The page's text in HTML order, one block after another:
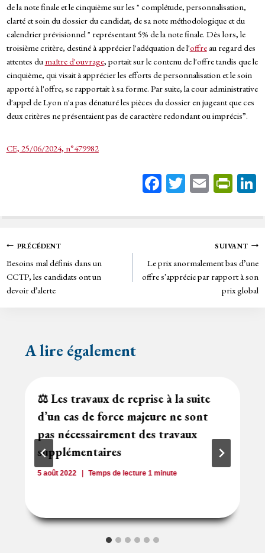
de la note finale et le cinquième sur les " complétude, personnalisation,
clarté et soin du dossier du candidat, de sa note méthodologique et du
calendrier prévisionnel " représentant 5% de la note finale. Dès lors, le
troisième critère, destiné à apprécier l'adéquation de l'offreau regard des
attentes du maître d'ouvrage, portait sur le contenu de l'offre tandis que le
cinquième, qui visait à apprécier les efforts de personnalisation et le soin
apporté à l'offre, se rapportait à sa forme. Par suite, la cour administrative
d'appel de Lyon n'a pas dénaturé les pièces du dossier en jugeant que ces
deux critères ne présentaient pas de caractère redondant ou imprécis”.
CE, 25/06/2024, n°479982
Fa
bo
T
tt
E
ail
Pr
tF
rie
n
dl
y
Navigation
de
l’article
PRÉCÉDENT
Besoins mal définis dans un
CCTP, les candidats ont un
devoir d’alerte
SUIVANT
Le prix anormalement bas d’une
offre s’apprécie par rapport à son
prix global
A lire également
⚖️ Les travaux de reprise à la suite
d’un cas de force majeure ne sont
pas nécessairement des travaux
supplémentaires
5 août 2022 Temps de lecture 1minute